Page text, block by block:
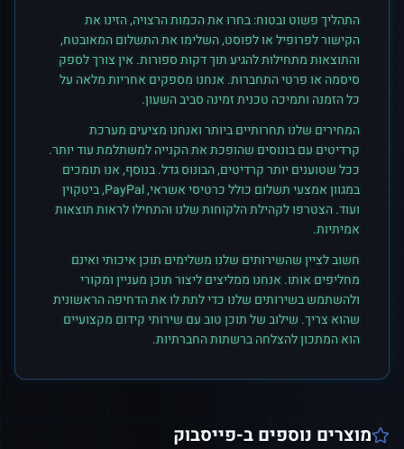
התהליך פשוט ובטוח: בחרו את הכמות הרצויה, הזינו את
הקישור לפרופיל או לפוסט, השלימו את התשלום המאובטח,
והתוצאות מתחילות להגיע תוך דקות ספורות. אין צורך לספק
סיסמה או פרטי התחברות. אנחנו מספקים אחריות מלאה על
כל הזמנה ותמיכה טכנית זמינה סביב השעון.
המחירים שלנו תחרותיים ביותר ואנחנו מציעים מערכת
קרדיטים עם בונוסים שהופכת את הקנייה למשתלמת עוד יותר.
ככל שטוענים יותר קרדיטים, הבונוס גדל. בנוסף, אנו תומכים
במגוון אמצעי תשלום כולל כרטיסי אשראי, PayPal, ביטקוין
ועוד. הצטרפו לקהילת הלקוחות שלנו והתחילו לראות תוצאות
אמיתיות.
חשוב לציין שהשירותים שלנו משלימים תוכן איכותי ואינם
מחליפים אותו. אנחנו ממליצים ליצור תוכן מעניין ומקורי
ולהשתמש בשירותים שלנו כדי לתת לו את הדחיפה הראשונית
שהוא צריך. שילוב של תוכן טוב עם שירותי קידום מקצועיים
הוא המתכון להצלחה ברשתות החברתיות.
מוצרים נוספים ב-פייסבוק